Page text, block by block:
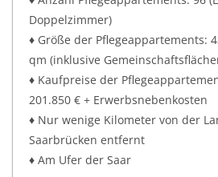
Doppelzimmer)
♦ Größe der Pflegeappartements:
qm (inklusive
♦ Kaufpreise der
201.850 € + Erwerbsnebenkosten
♦ Nur wenige Kilometer von der
Saarbrücken entfernt
♦ Am Ufer der Saar